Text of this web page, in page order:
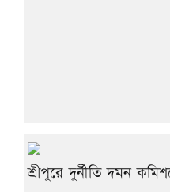
শ্রীপুরে দুর্নীতি দমন